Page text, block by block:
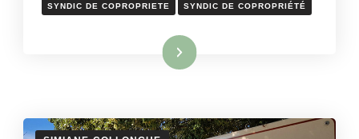
SYNDIC DE COPROPRIETE SYNDIC DE COPROPRIÉTÉ
Lire la suite